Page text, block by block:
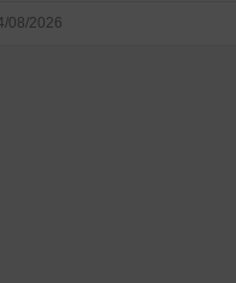
08/2026